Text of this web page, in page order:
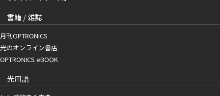
書籍 / 雑誌
月刊OPTRONICS
光のオンライン書店
OPTRONICS eBOOK
光用語